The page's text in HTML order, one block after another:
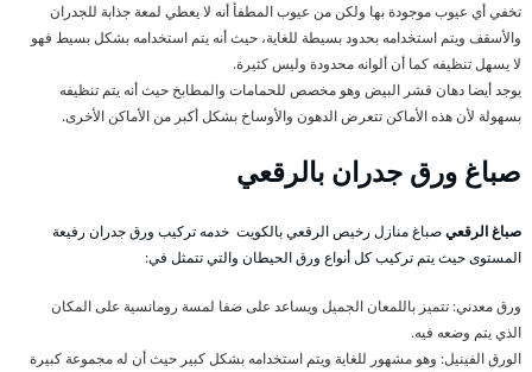
تخفي أي عيوب موجودة بها ولكن من عيوب المطفأ أنه لا يعطي لمعة جذابة للجدران
والأسقف ويتم استخدامه بحدود بسيطة للغاية، حيث أنه يتم استخدامه بشكل بسيط فهو
لا يسهل تنظيفه كما أن ألوانه محدودة وليس كثيرة.
يوجد أيضا دهان قشر البيض وهو مخصص للحمامات والمطابخ حيث أنه يتم تنظيفه
بسهولة لأن هذه الأماكن تتعرض الدهون والأوساخ بشكل أكبر من الأماكن الأخرى.
صباغ ورق جدران بالرقعي
صباغ الرقعيصباغ منازل رخيص الرقعي بالكويت خدمه تركيب ورق جدران رفيعة
المستوى حيث يتم تركيب كل أنواع ورق الحيطان والتي تتمثل في:
ورق معدني: تتميز باللمعان الجميل ويساعد على ضفا لمسة رومانسية على المكان
الذي يتم وضعه فيه.
الورق الفينيل: وهو مشهور للغاية ويتم استخدامه بشكل كبير حيث أن له مجموعة كبيرة